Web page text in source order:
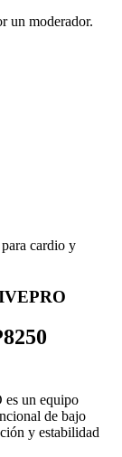
un moderador.
un equipo
de bajo
y estabilidad